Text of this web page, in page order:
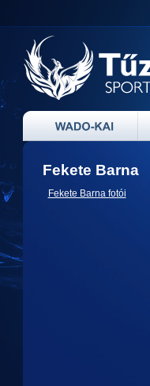
Fekete Barna
Fekete Barna fotói